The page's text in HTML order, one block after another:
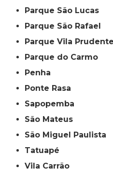
Parque São Lucas
Parque São Rafael
Parque Vila Prudente
Parque do Carmo
Penha
Ponte Rasa
Sapopemba
São Mateus
São Miguel Paulista
Tatuapé
Vila Carrão